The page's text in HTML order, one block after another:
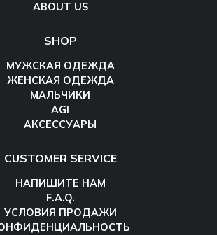
ABOUT US
SHOP
МУЖСКАЯ ОДЕЖДА
ЖЕНСКАЯ ОДЕЖДА
МАЛЬЧИКИ
AGI
АКСЕССУАРЫ
CUSTOMER SERVICE
НАПИШИТЕ НАМ
F.A.Q.
УСЛОВИЯ ПРОДАЖИ